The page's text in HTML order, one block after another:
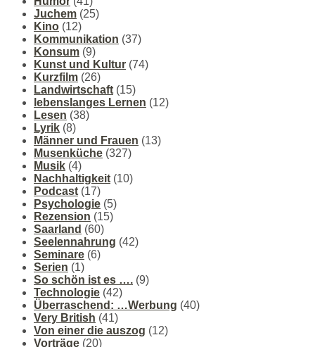
Juchem (25)
Kino (12)
Kommunikation (37)
Konsum (9)
Kunst und Kultur (74)
Kurzfilm (26)
Landwirtschaft (15)
lebenslanges Lernen (12)
Lesen (38)
Lyrik (8)
Männer und Frauen (13)
Musenküche (327)
Musik (4)
Nachhaltigkeit (10)
Podcast (17)
Psychologie (5)
Rezension (15)
Saarland (60)
Seelennahrung (42)
Seminare (6)
Serien (1)
So schön ist es …. (9)
Technologie (42)
Überraschend: …Werbung (40)
Very British (41)
Von einer die auszog (12)
Vorträge (20)